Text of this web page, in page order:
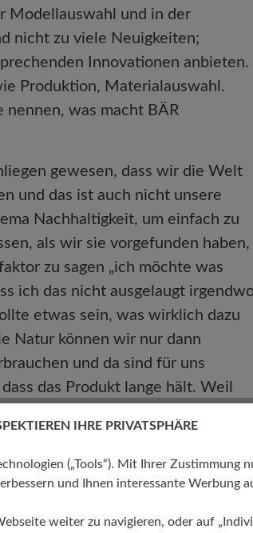
Modellauswahl und in der
nicht zu viele Neuigkeiten;
Innovationen anbieten.
Produktion, Materialauswahl.
was macht BÄR
gewesen, dass wir die Welt
und das ist auch nicht unsere
Nachhaltigkeit, um einfach zu
als wir sie vorgefunden haben,
zu sagen „ich möchte was
ich das nicht ausgelaugt
etwas sein, was wirklich dazu
Natur können wir nur dann
und da sind für uns
das Produkt lange hält. Weil
die abgerieben sind.
Reifen abgefahren sind, sondern
IHRE PRIVATSPHÄRE
(„Tools“). Mit Ihrer
und Ihnen interessante Werbung
weiter zu navigieren, oder auf